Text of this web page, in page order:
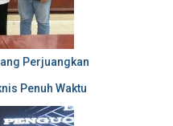
Perjuangkan
Penuh Waktu